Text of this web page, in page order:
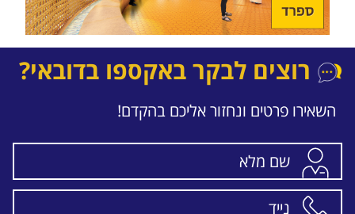
רוצים לבקר באקספו בדובאי?
השאירו פרטים ונחזור אליכם בהקדם!